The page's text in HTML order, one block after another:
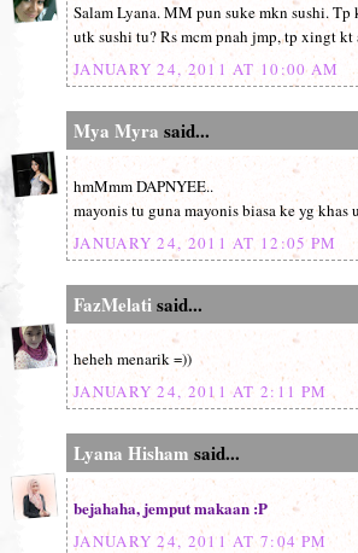
Salam Lyana. MM pun suke mkn sushi. Tp
utk sushi tu? Rs mcm pnah jmp, tp xingt kt
JANUARY 24, 2011 AT 10:00 AM
Mya Myra said...
hmMmm DAPNYEE..
mayonis tu guna mayonis biasa ke yg khas
JANUARY 24, 2011 AT 12:05 PM
FazMelatisaid...
heheh menarik =))
JANUARY 24, 2011 AT 2:11 PM
Lyana Hisham said...
bejahaha, jemput makaan :P
JANUARY 24, 2011 AT 7:04 PM